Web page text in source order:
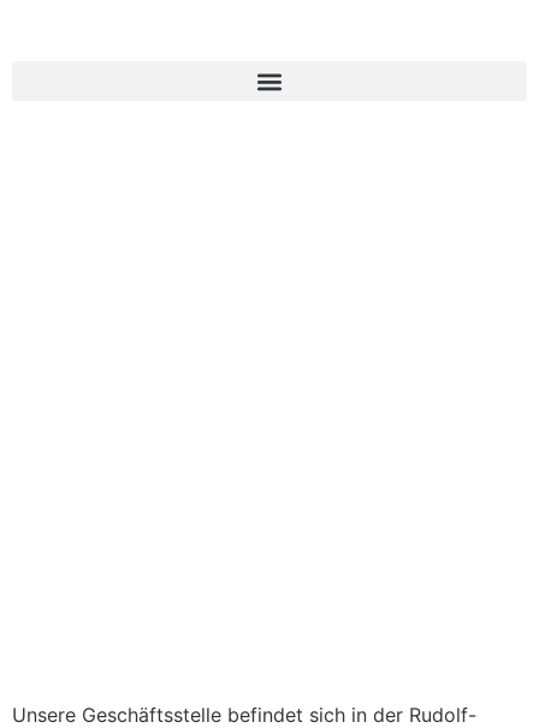
Unsere Geschäftsstelle befindet sich in der Rudolf-